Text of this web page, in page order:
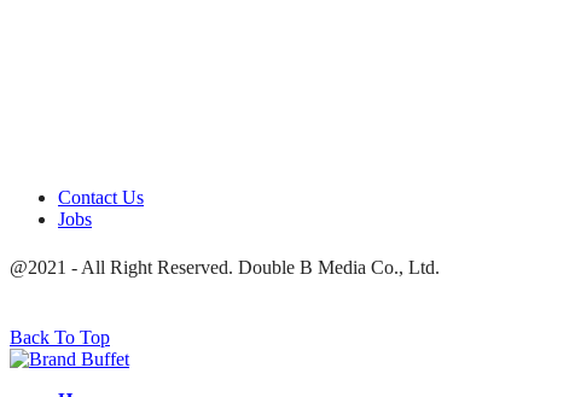
Contact Us
Jobs
@2021 - All Right Reserved. Double B Media Co., Ltd.
Back To Top